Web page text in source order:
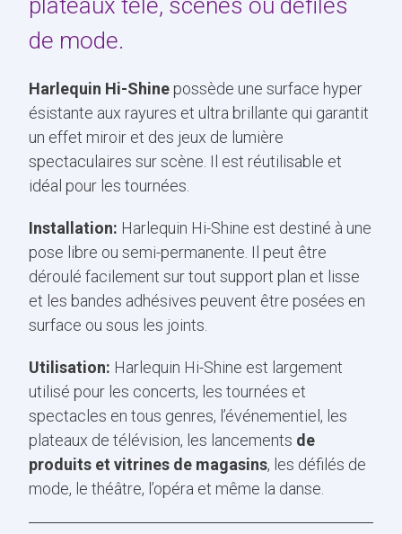
de mode.
Harlequin Hi-Shine possède une surface hyper
ésistante aux rayures et ultra brillante qui garantit
un effet miroir et des jeux de lumière
spectaculaires sur scène. Il est réutilisable et
idéal pour les tournées.
Installation: Harlequin Hi-Shine est destiné à une
pose libre ou semi-permanente. Il peut être
déroulé facilement sur tout support plan et lisse
et les bandes adhésives peuvent être posées en
surface ou sous les joints.
Utilisation: Harlequin Hi-Shine est largement
utilisé pour les concerts, les tournées et
spectacles en tous genres, l’événementiel, les
plateaux de télévision, les lancements de
produits et vitrines de magasins, les défilés de
mode, le théâtre, l’opéra et même la danse.